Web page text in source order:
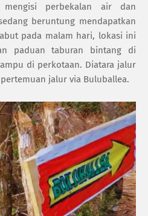
mengisi perbekalan air dan
beruntung mendapatkan
pada malam hari, lokasi ini
paduan taburan bintang di
di perkotaan. Diatara jalur
jalur via Buluballea.